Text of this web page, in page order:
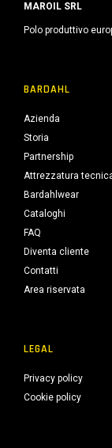
MAROIL SRL
Polo produttivo
BARDAHL
Azienda
Storia
Partnership
Attrezzatura
Bardahlwear
Cataloghi
FAQ
Diventa cliente
Contatti
Area riservata
LEGAL
Privacy policy
Cookie policy